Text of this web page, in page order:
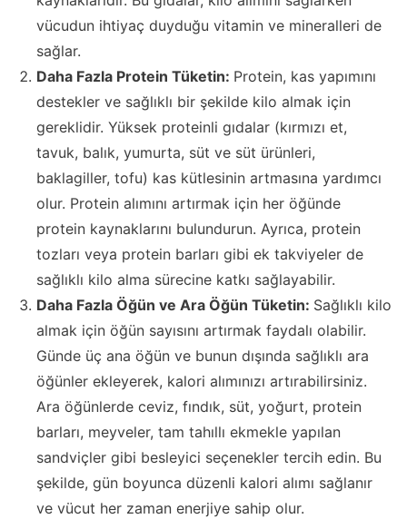
vücudun ihtiyaç duyduğu vitamin ve mineralleri de
sağlar.
Daha Fazla Protein Tüketin: Protein, kas yapımını
destekler ve sağlıklı bir şekilde kilo almak için
gereklidir. Yüksek proteinli gıdalar (kırmızı et,
tavuk, balık, yumurta, süt ve süt ürünleri,
baklagiller, tofu) kas kütlesinin artmasına yardımcı
olur. Protein alımını artırmak için her öğünde
protein kaynaklarını bulundurun. Ayrıca, protein
tozları veya protein barları gibi ek takviyeler de
sağlıklı kilo alma sürecine katkı sağlayabilir.
Daha Fazla Öğün ve Ara Öğün Tüketin: Sağlıklı kilo
almak için öğün sayısını artırmak faydalı olabilir.
Günde üç ana öğün ve bunun dışında sağlıklı ara
öğünler ekleyerek, kalori alımınızı artırabilirsiniz.
Ara öğünlerde ceviz, fındık, süt, yoğurt, protein
barları, meyveler, tam tahıllı ekmekle yapılan
sandviçler gibi besleyici seçenekler tercih edin. Bu
şekilde, gün boyunca düzenli kalori alımı sağlanır
ve vücut her zaman enerjiye sahip olur.